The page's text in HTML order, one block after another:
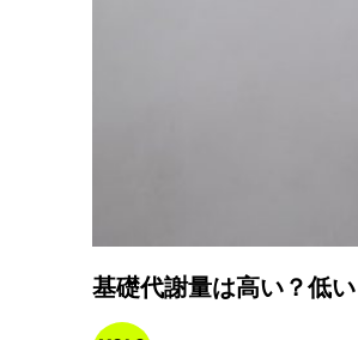
基礎代謝量は高い？低